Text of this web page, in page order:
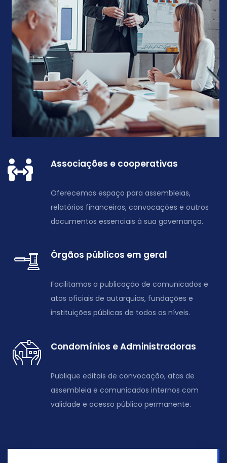
Associações e cooperativas
Oferecemos espaço para assembleias,
relatórios financeiros, convocações e outros
documentos essenciais à sua governança.
Órgãos públicos em geral
Facilitamos a publicação de comunicados e
atos oficiais de autarquias, fundações e
instituições públicas de todos os níveis.
Condomínios e Administradoras
Publique editais de convocação, atas de
assembleia e comunicados internos com
validade e acesso público permanente.